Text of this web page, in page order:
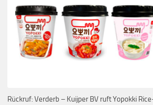
Rückruf: Verderb – Kuijper BV ruft Yopokki